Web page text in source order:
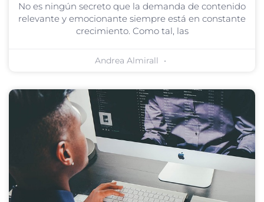
No es ningún secreto que la demanda de contenido
relevante y emocionante siempre está en constante
crecimiento. Como tal, las
Andrea Almirall